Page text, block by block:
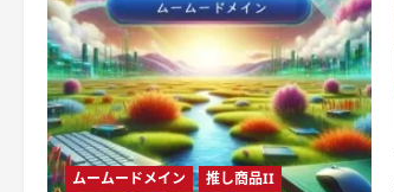
ムームードメイン 推し商品II